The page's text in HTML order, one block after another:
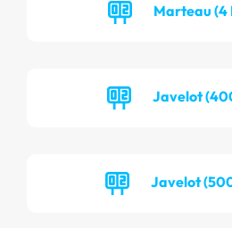
Marteau (4
Javelot
Javelot